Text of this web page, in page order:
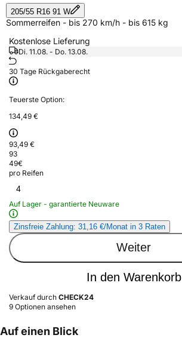
205/55 R16 91 W
Sommerreifen - bis 270 km/h - bis 615 kg
Kostenlose Lieferung
Di. 11.08. - Do. 13.08.
30 Tage Rückgaberecht
Teuerste Option:
134,49 €
93,49 €
93
49€
pro Reifen
4
Auf Lager - garantierte Neuware
Zinsfreie Zahlung: 31,16 €/Monat in 3 Raten
Weiter
In den Warenkorb
Verkauf durch CHECK24
9 Optionen ansehen
Auf einen Blick